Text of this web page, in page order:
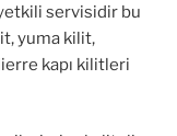
servisidir bu
yuma kilit,
kapı kilitleri